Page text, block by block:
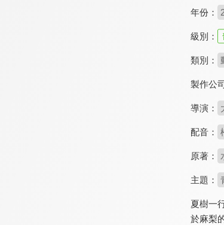
年份：
級別：
類別：
製作公
導演：
配音：
原著：
主題：
夏樹一
於麻梨